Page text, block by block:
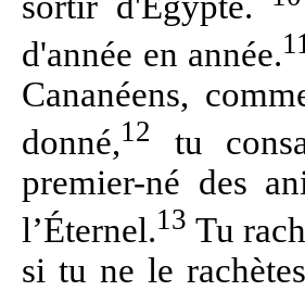
d'année en année.
Cananéens,
donné,12
tu
premier-né des
l’Éternel.13 Tu
si tu ne le